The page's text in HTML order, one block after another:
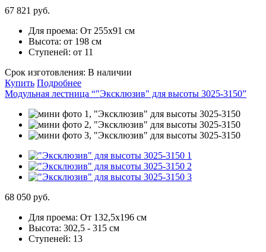
67 821 руб.
Для проема: От 255х91 см
Высота: от 198 см
Ступеней: от 11
Срок изготовления: В наличии
Купить Подробнее
Модульная лестница “"Эксклюзив" для высоты 3025-3150”
68 050 руб.
Для проема: От 132,5х196 см
Высота: 302,5 - 315 см
Ступеней: 13